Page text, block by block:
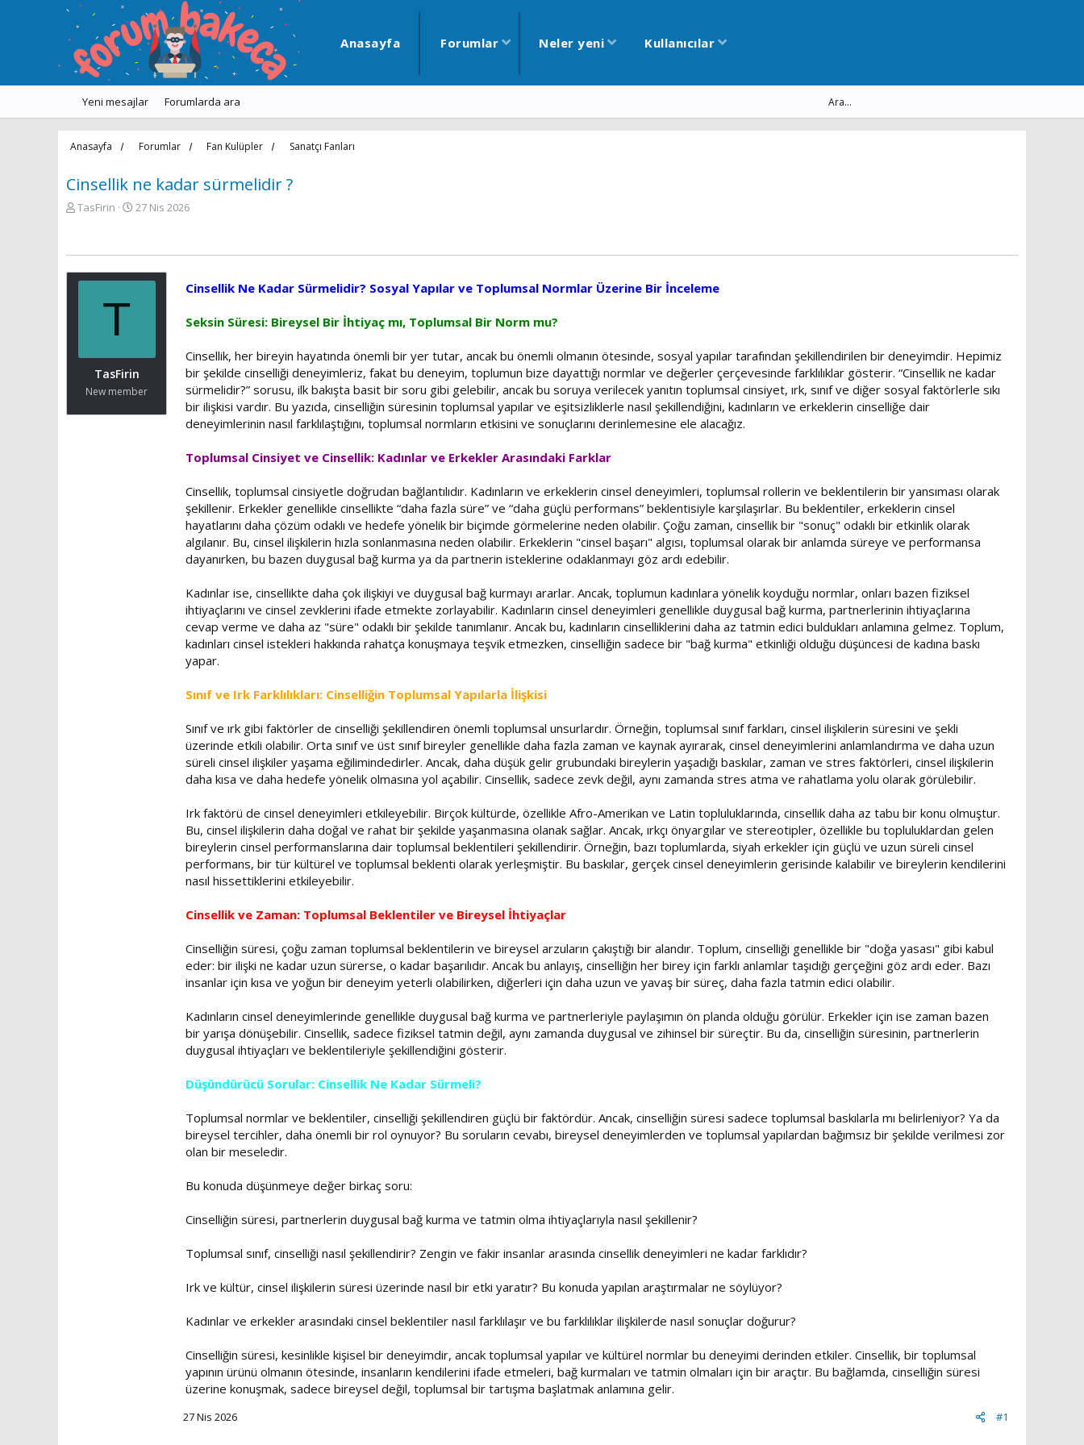
Anasayfa Forumlar Neler yeni Kullanıcılar
Yeni mesajlar Forumlarda ara
Anasayfa Forumlar Fan Kulüpler Sanatçı Fanları
Cinsellik ne kadar sürmelidir ?
K
u
TasFirin
B
n
h
27 Nis 2026
T
TasFirin
New member
Cinsellik Ne Kadar Sürmelidir? Sosyal Yapılar ve Toplumsal Normlar Üzerine Bir İnceleme
Seksin Süresi: Bireysel Bir İhtiyaç mı, Toplumsal Bir Norm mu?
Cinsellik, her bireyin hayatında önemli bir yer tutar, ancak bu önemli olmanın ötesinde, sosyal yapılar tarafından şekillendirilen bir deneyimdir. Hepimiz
bir şekilde cinselliği deneyimleriz, fakat bu deneyim, toplumun bize dayattığı normlar ve değerler çerçevesinde farklılıklar gösterir. “Cinsellik ne kadar
sürmelidir?” sorusu, ilk bakışta basit bir soru gibi gelebilir, ancak bu soruya verilecek yanıtın toplumsal cinsiyet, ırk, sınıf ve diğer sosyal faktörlerle sıkı
bir ilişkisi vardır. Bu yazıda, cinselliğin süresinin toplumsal yapılar ve eşitsizliklerle nasıl şekillendiğini, kadınların ve erkeklerin cinselliğe dair
deneyimlerinin nasıl farklılaştığını, toplumsal normların etkisini ve sonuçlarını derinlemesine ele alacağız.
Toplumsal Cinsiyet ve Cinsellik: Kadınlar ve Erkekler Arasındaki Farklar
Cinsellik, toplumsal cinsiyetle doğrudan bağlantılıdır. Kadınların ve erkeklerin cinsel deneyimleri, toplumsal rollerin ve beklentilerin bir yansıması olarak
şekillenir. Erkekler genellikle cinsellikte “daha fazla süre” ve “daha güçlü performans” beklentisiyle karşılaşırlar. Bu beklentiler, erkeklerin cinsel
hayatlarını daha çözüm odaklı ve hedefe yönelik bir biçimde görmelerine neden olabilir. Çoğu zaman, cinsellik bir "sonuç" odaklı bir etkinlik olarak
algılanır. Bu, cinsel ilişkilerin hızla sonlanmasına neden olabilir. Erkeklerin "cinsel başarı" algısı, toplumsal olarak bir anlamda süreye ve performansa
dayanırken, bu bazen duygusal bağ kurma ya da partnerin isteklerine odaklanmayı göz ardı edebilir.
Kadınlar ise, cinsellikte daha çok ilişkiyi ve duygusal bağ kurmayı ararlar. Ancak, toplumun kadınlara yönelik koyduğu normlar, onları bazen fiziksel
ihtiyaçlarını ve cinsel zevklerini ifade etmekte zorlayabilir. Kadınların cinsel deneyimleri genellikle duygusal bağ kurma, partnerlerinin ihtiyaçlarına
cevap verme ve daha az "süre" odaklı bir şekilde tanımlanır. Ancak bu, kadınların cinselliklerini daha az tatmin edici buldukları anlamına gelmez. Toplum,
kadınları cinsel istekleri hakkında rahatça konuşmaya teşvik etmezken, cinselliğin sadece bir "bağ kurma" etkinliği olduğu düşüncesi de kadına baskı
yapar.
Sınıf ve Irk Farklılıkları: Cinselliğin Toplumsal Yapılarla İlişkisi
Sınıf ve ırk gibi faktörler de cinselliği şekillendiren önemli toplumsal unsurlardır. Örneğin, toplumsal sınıf farkları, cinsel ilişkilerin süresini ve şekli
üzerinde etkili olabilir. Orta sınıf ve üst sınıf bireyler genellikle daha fazla zaman ve kaynak ayırarak, cinsel deneyimlerini anlamlandırma ve daha uzun
süreli cinsel ilişkiler yaşama eğilimindedirler. Ancak, daha düşük gelir grubundaki bireylerin yaşadığı baskılar, zaman ve stres faktörleri, cinsel ilişkilerin
daha kısa ve daha hedefe yönelik olmasına yol açabilir. Cinsellik, sadece zevk değil, aynı zamanda stres atma ve rahatlama yolu olarak görülebilir.
Irk faktörü de cinsel deneyimleri etkileyebilir. Birçok kültürde, özellikle Afro-Amerikan ve Latin topluluklarında, cinsellik daha az tabu bir konu olmuştur.
Bu, cinsel ilişkilerin daha doğal ve rahat bir şekilde yaşanmasına olanak sağlar. Ancak, ırkçı önyargılar ve stereotipler, özellikle bu topluluklardan gelen
bireylerin cinsel performanslarına dair toplumsal beklentileri şekillendirir. Örneğin, bazı toplumlarda, siyah erkekler için güçlü ve uzun süreli cinsel
performans, bir tür kültürel ve toplumsal beklenti olarak yerleşmiştir. Bu baskılar, gerçek cinsel deneyimlerin gerisinde kalabilir ve bireylerin kendilerini
nasıl hissettiklerini etkileyebilir.
Cinsellik ve Zaman: Toplumsal Beklentiler ve Bireysel İhtiyaçlar
Cinselliğin süresi, çoğu zaman toplumsal beklentilerin ve bireysel arzuların çakıştığı bir alandır. Toplum, cinselliği genellikle bir "doğa yasası" gibi kabul
eder: bir ilişki ne kadar uzun sürerse, o kadar başarılıdır. Ancak bu anlayış, cinselliğin her birey için farklı anlamlar taşıdığı gerçeğini göz ardı eder. Bazı
insanlar için kısa ve yoğun bir deneyim yeterli olabilirken, diğerleri için daha uzun ve yavaş bir süreç, daha fazla tatmin edici olabilir.
Kadınların cinsel deneyimlerinde genellikle duygusal bağ kurma ve partnerleriyle paylaşımın ön planda olduğu görülür. Erkekler için ise zaman bazen
bir yarışa dönüşebilir. Cinsellik, sadece fiziksel tatmin değil, aynı zamanda duygusal ve zihinsel bir süreçtir. Bu da, cinselliğin süresinin, partnerlerin
duygusal ihtiyaçları ve beklentileriyle şekillendiğini gösterir.
Düşündürücü Sorular: Cinsellik Ne Kadar Sürmeli?
Toplumsal normlar ve beklentiler, cinselliği şekillendiren güçlü bir faktördür. Ancak, cinselliğin süresi sadece toplumsal baskılarla mı belirleniyor? Ya da
bireysel tercihler, daha önemli bir rol oynuyor? Bu soruların cevabı, bireysel deneyimlerden ve toplumsal yapılardan bağımsız bir şekilde verilmesi zor
olan bir meseledir.
Bu konuda düşünmeye değer birkaç soru:
Cinselliğin süresi, partnerlerin duygusal bağ kurma ve tatmin olma ihtiyaçlarıyla nasıl şekillenir?
Toplumsal sınıf, cinselliği nasıl şekillendirir? Zengin ve fakir insanlar arasında cinsellik deneyimleri ne kadar farklıdır?
Irk ve kültür, cinsel ilişkilerin süresi üzerinde nasıl bir etki yaratır? Bu konuda yapılan araştırmalar ne söylüyor?
Kadınlar ve erkekler arasındaki cinsel beklentiler nasıl farklılaşır ve bu farklılıklar ilişkilerde nasıl sonuçlar doğurur?
Cinselliğin süresi, kesinlikle kişisel bir deneyimdir, ancak toplumsal yapılar ve kültürel normlar bu deneyimi derinden etkiler. Cinsellik, bir toplumsal
yapının ürünü olmanın ötesinde, insanların kendilerini ifade etmeleri, bağ kurmaları ve tatmin olmaları için bir araçtır. Bu bağlamda, cinselliğin süresi
üzerine konuşmak, sadece bireysel değil, toplumsal bir tartışma başlatmak anlamına gelir.
#1
27 Nis 2026